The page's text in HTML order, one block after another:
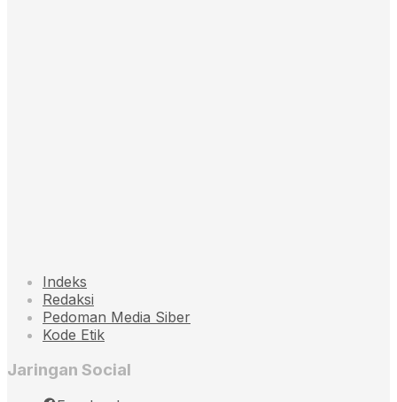
Indeks
Redaksi
Pedoman Media Siber
Kode Etik
Jaringan Social